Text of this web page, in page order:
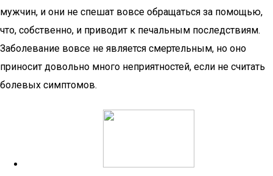
мужчин, и они не спешат вовсе обращаться за помощью,
что, собственно, и приводит к печальным последствиям.
Заболевание вовсе не является смертельным, но оно
приносит довольно много неприятностей, если не считать
болевых симптомов.